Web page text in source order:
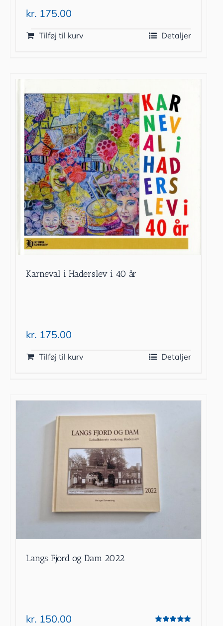
kr. 175.00
Tilføj til kurv Detaljer
Karneval i Haderslev i 40 år
kr. 175.00
Tilføj til kurv Detaljer
Langs Fjord og Dam 2022
kr. 150.00